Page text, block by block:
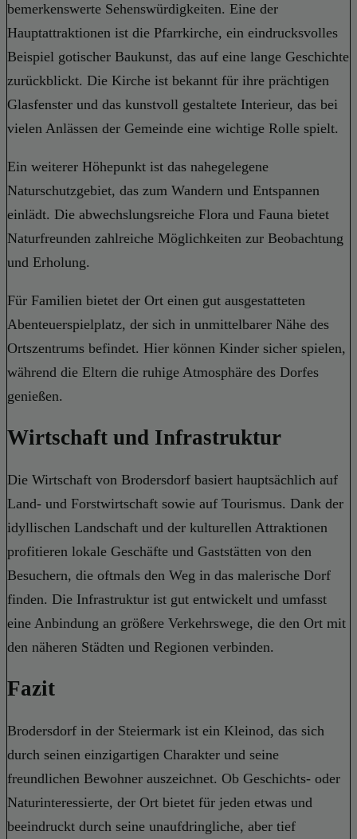
bemerkenswerte Sehenswürdigkeiten. Eine der
Hauptattraktionen ist die Pfarrkirche, ein eindrucksvolles
Beispiel gotischer Baukunst, das auf eine lange Geschichte
zurückblickt. Die Kirche ist bekannt für ihre prächtigen
Glasfenster und das kunstvoll gestaltete Interieur, das bei
vielen Anlässen der Gemeinde eine wichtige Rolle spielt.
Ein weiterer Höhepunkt ist das nahegelegene
Naturschutzgebiet, das zum Wandern und Entspannen
einlädt. Die abwechslungsreiche Flora und Fauna bietet
Naturfreunden zahlreiche Möglichkeiten zur Beobachtung
und Erholung.
Für Familien bietet der Ort einen gut ausgestatteten
Abenteuerspielplatz, der sich in unmittelbarer Nähe des
Ortszentrums befindet. Hier können Kinder sicher spielen,
während die Eltern die ruhige Atmosphäre des Dorfes
genießen.
Wirtschaft und Infrastruktur
Die Wirtschaft von Brodersdorf basiert hauptsächlich auf
Land- und Forstwirtschaft sowie auf Tourismus. Dank der
idyllischen Landschaft und der kulturellen Attraktionen
profitieren lokale Geschäfte und Gaststätten von den
Besuchern, die oftmals den Weg in das malerische Dorf
finden. Die Infrastruktur ist gut entwickelt und umfasst
eine Anbindung an größere Verkehrswege, die den Ort mit
den näheren Städten und Regionen verbinden.
Fazit
Brodersdorf in der Steiermark ist ein Kleinod, das sich
durch seinen einzigartigen Charakter und seine
freundlichen Bewohner auszeichnet. Ob Geschichts- oder
Naturinteressierte, der Ort bietet für jeden etwas und
beeindruckt durch seine unaufdringliche, aber tief